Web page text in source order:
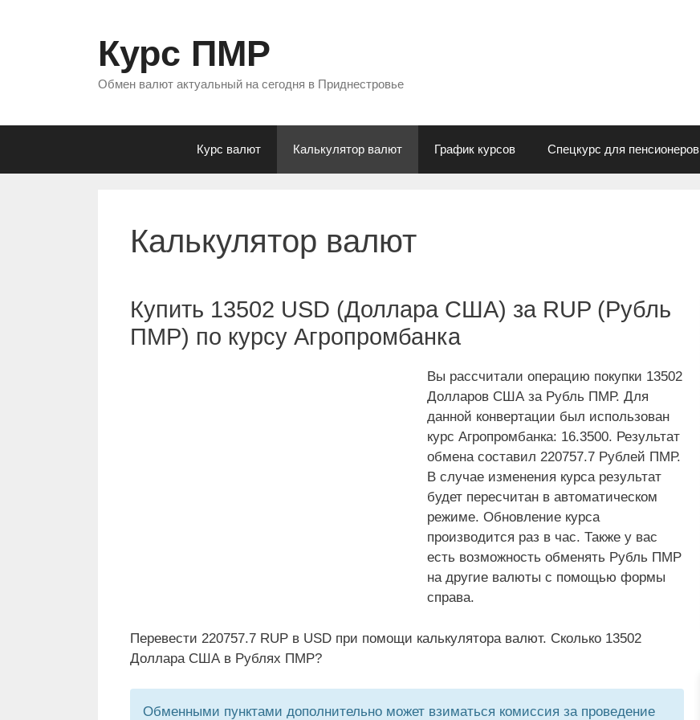
Курс ПМР
Обмен валют актуальный на сегодня в Приднестровье
Курс валют Калькулятор валют График курсов Спецкурс для пенсионеров
Калькулятор валют
Купить 13502 USD (Доллара США) за RUP (Рубль
ПМР) по курсу Агропромбанка
Вы рассчитали операцию покупки 13502
Долларов США за Рубль ПМР. Для
данной конвертации был использован
курс Агропромбанка: 16.3500. Результат
обмена составил 220757.7 Рублей ПМР.
В случае изменения курса результат
будет пересчитан в автоматическом
режиме. Обновление курса
производится раз в час. Также у вас
есть возможность обменять Рубль ПМР
на другие валюты с помощью формы
справа.
Перевести 220757.7 RUP в USD при помощи калькулятора валют. Сколько 13502
Доллара США в Рублях ПМР?
Обменными пунктами дополнительно может взиматься комиссия за проведение